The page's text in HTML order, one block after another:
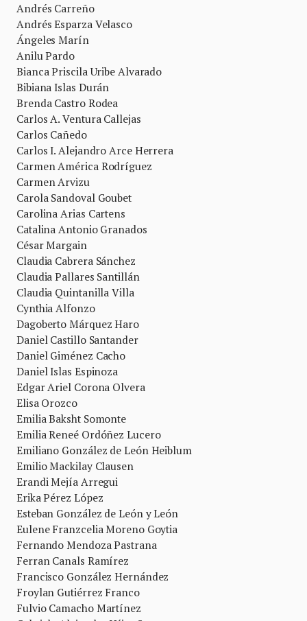
Andrés Carreño
Andrés Esparza Velasco
Ángeles Marín
Anilu Pardo
Bianca Priscila Uribe Alvarado
Bibiana Islas Durán
Brenda Castro Rodea
Carlos A. Ventura Callejas
Carlos Cañedo
Carlos I. Alejandro Arce Herrera
Carmen América Rodríguez
Carmen Arvizu
Carola Sandoval Goubet
Carolina Arias Cartens
Catalina Antonio Granados
César Margain
Claudia Cabrera Sánchez
Claudia Pallares Santillán
Claudia Quintanilla Villa
Cynthia Alfonzo
Dagoberto Márquez Haro
Daniel Castillo Santander
Daniel Giménez Cacho
Daniel Islas Espinoza
Edgar Ariel Corona Olvera
Elisa Orozco
Emilia Baksht Somonte
Emilia Reneé Ordóñez Lucero
Emiliano González de León Heiblum
Emilio Mackilay Clausen
Erandi Mejía Arregui
Erika Pérez López
Esteban González de León y León
Eulene Franzcelia Moreno Goytia
Fernando Mendoza Pastrana
Ferran Canals Ramírez
Francisco González Hernández
Froylan Gutiérrez Franco
Fulvio Camacho Martínez